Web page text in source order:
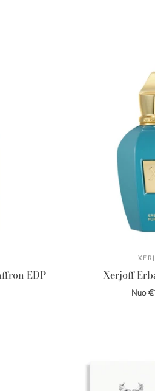
EDP Xerjoff
Nuo